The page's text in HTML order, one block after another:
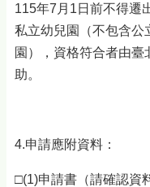
115年7月1日前不得遷
私立幼兒園（不包含公
園），資格符合者由
助。
4.申請應附資料：
□(1)申請書（請確認資